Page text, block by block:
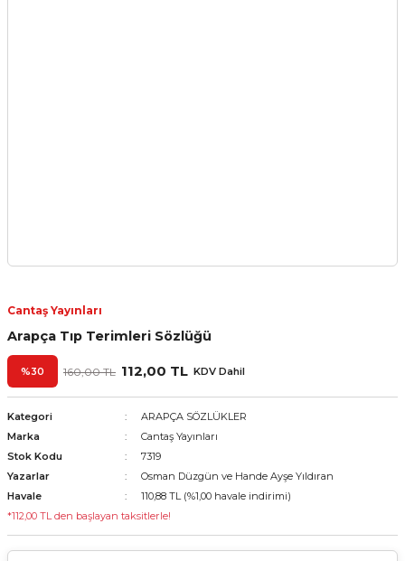
Cantaş Yayınları
Arapça Tıp Terimleri Sözlüğü
%30 160,00 TL 112,00 TL KDV Dahil
Kategori
ARAPÇA SÖZLÜKLER
Marka
Cantaş Yayınları
Stok Kodu
7319
Yazarlar
Osman Düzgün ve Hande Ayşe Yıldıran
Havale
110,88 TL (%1,00 havale indirimi)
*112,00 TL den başlayan taksitlerle!